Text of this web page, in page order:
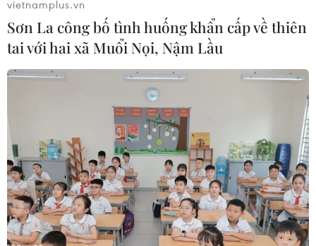
Bốn ngân hàng Nhật Bản hợp vốn giúp
Việt Nam giảm phát thải khí CO2
29/03/2023 03:11
Nhóm các ngân hàng JBIC, Mizuho, Joyo và Shiga của
Nhật Bản sẽ đồng tài trợ mức tín dụng trị giá 300 triệu
vietnamplus.vn
Sơn La công bố tình huống khẩn cấp về thiên
tai với hai xã Muổi Nọi, Nậm Lầu